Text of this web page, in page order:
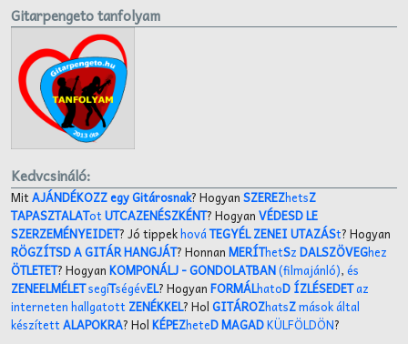
Gitarpengeto tanfolyam
Kedvcsináló:
MitAJÁNDÉKOZZ egy Gitárosnak? HogyanSZEREZhetsZ
TAPASZTALATotUTCAZENÉSZKÉNT? HogyanVÉDESD LE
SZERZEMÉNYEIDET? Jó tippekhováTEGYÉL ZENEI UTAZÁSt? Hogyan
RÖGZÍTSD A GITÁR HANGJÁT? HonnanMERÍThetSzDALSZÖVEGhez
ÖTLETET? HogyanKOMPONÁLJ- GONDOLATBAN(filmajánló),és
ZENEELMÉLETsegíTségévEL? HogyanFORMÁLhatoD ÍZLÉSEDETaz
interneten hallgatott ZENÉKKEL? HolGITÁROZhatsZmások által
készítettALAPOKRA? HolKÉPEZheteD MAGADKÜLFÖLDÖN?